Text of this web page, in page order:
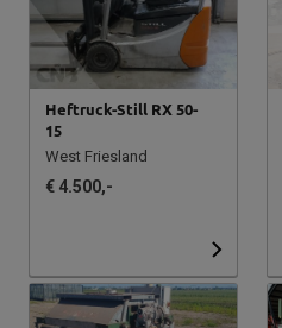
Heftruck-Still RX 50-
15
West Friesland
€ 4.500,-